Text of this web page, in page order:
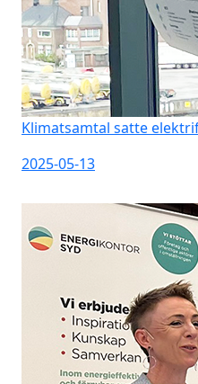
Klimatsamtal satte
2025-05-13